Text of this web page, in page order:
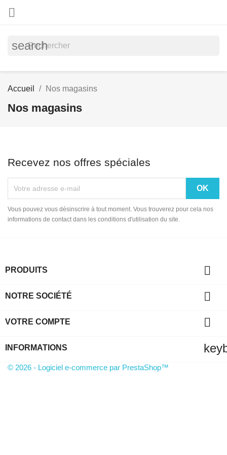

search
Accueil Nos magasins
Nos magasins
Recevez nos offres spéciales
Vous pouvez vous désinscrire à tout moment. Vous trouverez pour cela nos
informations de contact dans les conditions d'utilisation du site.
PRODUITS 
NOTRE SOCIÉTÉ 
VOTRE COMPTE 
INFORMATIONS
© 2026 - Logiciel e-commerce par PrestaShop™